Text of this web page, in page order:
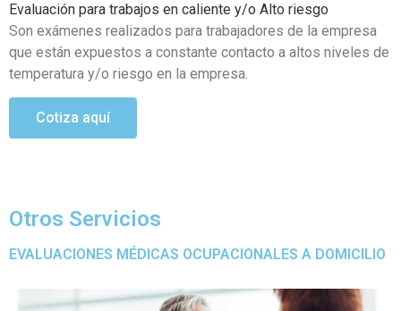
Examen Médico Ocupacional de Reincorporación Laboral
Este examen se realiza al colaborador que se incorpora a la
organización luego de haber sufrido alguna incapacidad
temporal propia del trabajo.
Cotiza aquí
Otros Servicios
EVALUACIONES MÉDICAS OCUPACIONALES A DOMICILIO